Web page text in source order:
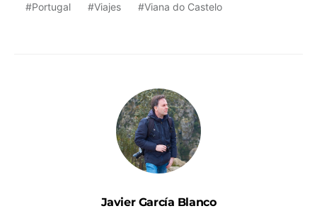
Portugal
Viajes Viana do Castelo
Javier García Blanco